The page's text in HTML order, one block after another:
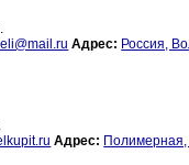
Адрес: Россия,
Адрес: Полимерная,